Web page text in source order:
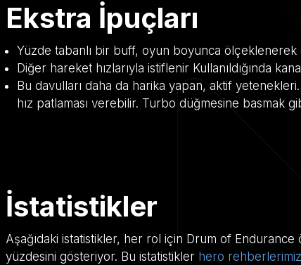
Ekstra İpuçları
Yüzde tabanlı bir buff, oyun boyunca ölçeklenerek
Diğer hareket hızlarıyla istiflenir Kullanıldığında
Bu davulları daha da harika yapan, aktif
hız patlaması verebilir. Turbo düğmesine basmak
İstatistikler
Aşağıdaki istatistikler, her rol için Drum of
yüzdesini gösteriyor. Bu istatistikler hero rehberlerimiz